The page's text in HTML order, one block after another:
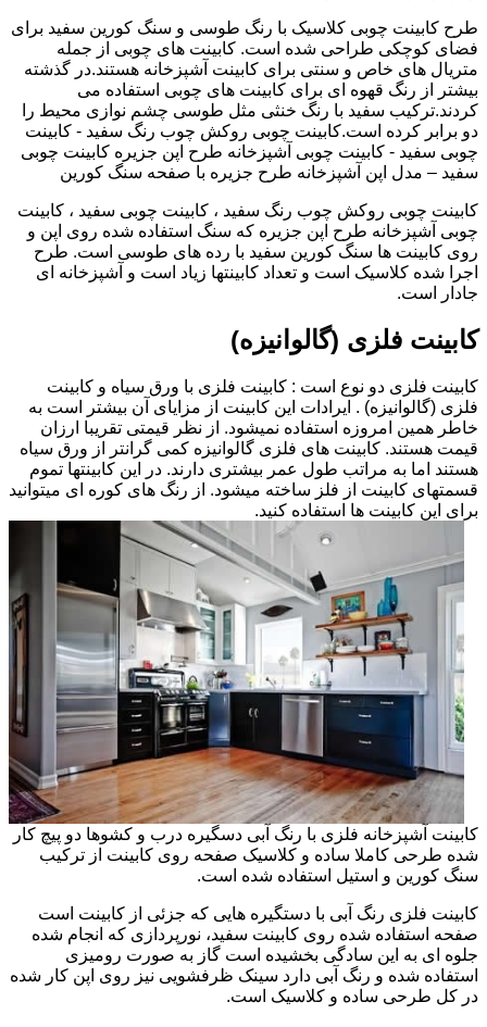
طرح کابینت چوبی کلاسیک با رنگ طوسی و سنگ کورین سفید برای
فضای کوچکی طراحی شده است. کابینت های چوبی از جمله
متریال های خاص و سنتی برای کابینت آشپزخانه هستند.در گذشته
بیشتر از رنگ قهوه ای برای کابینت های چوبی استفاده می
کردند.ترکیب سفید با رنگ خنثی مثل طوسی چشم نوازی محیط را
دو برابر کرده است.کابینت چوبی روکش چوب رنگ سفید - کابینت
چوبی سفید - کابینت چوبی آشپزخانه طرح اپن جزیره کابینت چوبی
سفید – مدل اپن آشپزخانه طرح جزیره با صفحه سنگ کورین
کابینت چوبی روکش چوب رنگ سفید ، کابینت چوبی سفید ، کابینت
چوبی آشپزخانه طرح اپن جزیره که سنگ استفاده شده روی اپن و
روی کابینت ها سنگ کورین سفید با رده های طوسی است. طرح
اجرا شده کلاسیک است و تعداد کابینتها زیاد است و آشپزخانه ای
جادار است.
کابینت فلزی (گالوانیزه)
کابینت فلزی دو نوع است : کابینت فلزی با ورق سیاه و کابینت
فلزی (گالوانیزه) . ایرادات این کابینت از مزایای آن بیشتر است به
خاطر همین امروزه استفاده نمیشود. از نظر قیمتی تقریبا ارزان
قیمت هستند. کابینت های فلزی گالوانیزه کمی گرانتر از ورق سیاه
هستند اما به مراتب طول عمر بیشتری دارند. در این کابینتها تموم
قسمتهای کابینت از فلز ساخته میشود. از رنگ های کوره ای میتوانید
برای این کابینت ها استفاده کنید.
کابینت آشپزخانه فلزی با رنگ آبی دسگیره درب و کشوها دو پیچ کار
شده طرحی کاملا ساده و کلاسیک صفحه روی کابینت از ترکیب
سنگ کورین و استیل استفاده شده است.
کابینت فلزی رنگ آبی با دستگیره هایی که جزئی از کابینت است
صفحه استفاده شده روی کابینت سفید، نورپردازی که انجام شده
جلوه ای به این سادگی بخشیده است گاز به صورت رومیزی
استفاده شده و رنگ آبی دارد سینک ظرفشویی نیز روی اپن کار شده
در کل طرحی ساده و کلاسیک است.